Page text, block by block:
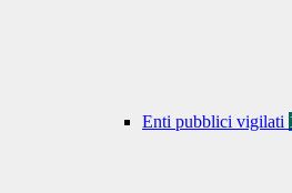
Enti pubblici vigilati